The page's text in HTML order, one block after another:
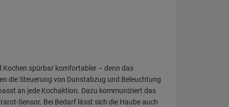
Kochen spürbar komfortabler – denn das
die Steuerung von Dunstabzug und Beleuchtung
an jede Kochaktion. Dazu kommuniziert das
Sensor. Bei Bedarf lässt sich die Haube auch